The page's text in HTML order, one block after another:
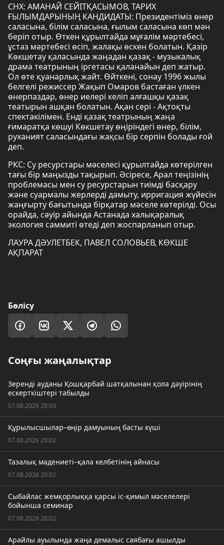
СНХ: АМАНАЙ СЕЙІТҚАСЫМОВ, ТАРИХ
ҒЫЛЫМДАРЫНЫҢ КАНДИДАТЫ: Президентіміз өнер
саласына, білім саласына, ғылым саласына көп мән
беріп отыр. Өткен құрылтайда мұғалім мәртебесі,
ұстаз мәртебесі өсіп, жалақы өскен болатын. Қазір
Көкшетау қаласында жаңадан қазақ - музыкалық
драма театрының іргетасы қаланайын деп жатыр.
Ол өте қуанарлық жайт. Өйткені, сонау 1996 жылы
белгелі режиссер Жақып Омаров бастаған үлкен
өнерпаздар, өнер иелері келіп алғашқы қазақ
театырын ашқан болатын. Ақан сері - Ақтоқты
спектакілімен. Енді қазақ театрының жаңа
ғимаратқа көшуі Көкшетау өңіріндегі өнер, білім,
руханият саласындағы жақсы бір серпін болады ғой
деп.
РКС: Су ресурстары мәселесі құрылтайда көтерілген
тағы бір маңызды тақырып. Әсіресе, Арал теңізінің
проблемасы мен су ресурстарын тиімді басқару
және суармалы жерлерді дамыту, ирригация жүйесін
жаңғырту бағытында бірқатар мәселе көтерілді. Осы
орайда, сәуір айында Астанада халықаралық
экология саммиті өтеді деп жоспарланып отыр.
ЛАУРА ДӘУЛЕТБЕК, ПАВЕЛ СОЛОВЬЕВ, КӨКШЕ
АҚПАРАТ
Бөлісу
Соңғы жаңалықтар
Зеренді ауданы Қошқарбай шатқалынан қола дәуірінің
ескерткіштері табылды
07.08.2026 20:03
Құрылысшылар–өңір дамуының басты күші
07.08.2026 20:02
Тазалық мәдениеті–қала келбетінің айнасы
07.08.2026 20:02
Сыбайлас жемқорлыққа қарсы іс-қимыл мәселелері
бойынша семинар
07.08.2026 20:02
Арайлы ауылында жаңа демалыс саябағы ашылды